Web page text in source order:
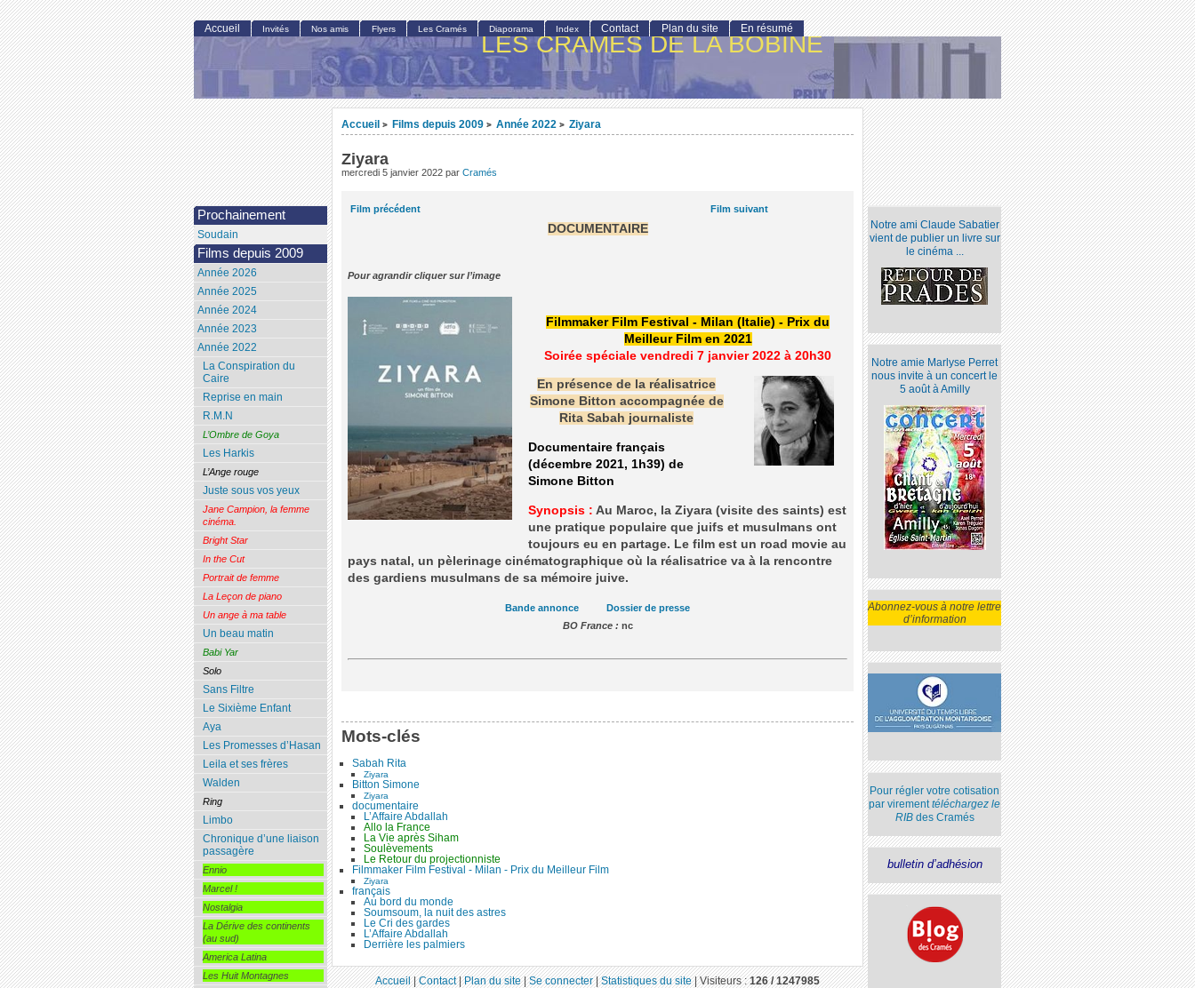
LES CRAMÉS DE LA BOBINE
Accueil > Films depuis 2009 > Année 2022 > Ziyara
Ziyara
mercredi 5 janvier 2022 par Cramés
Film précédent Film suivant
DOCUMENTAIRE
Pour agrandir cliquer sur l’image
Filmmaker Film Festival - Milan (Italie) - Prix du
Meilleur Film en 2021
Soirée spéciale vendredi 7 janvier 2022 à 20h30
En présence de la réalisatrice
Simone Bitton accompagnée de
Rita Sabah journaliste
Documentaire français
(décembre 2021, 1h39) de
Simone Bitton
Synopsis : Au Maroc, la Ziyara (visite des saints) est
une pratique populaire que juifs et musulmans ont
toujours eu en partage. Le film est un road movie au
pays natal, un pèlerinage cinématographique où la réalisatrice va à la rencontre
des gardiens musulmans de sa mémoire juive.
Bande annonce
Dossier de presse
BO France : nc
Mots-clés
Sabah Rita
Ziyara
Bitton Simone
Ziyara
documentaire
L’Affaire Abdallah
Allo la France
La Vie après Siham
Soulèvements
Le Retour du projectionniste
Filmmaker Film Festival - Milan - Prix du Meilleur Film
Ziyara
français
Au bord du monde
Soumsoum, la nuit des astres
Le Cri des gardes
L’Affaire Abdallah
Derrière les palmiers
Notre ami Claude Sabatier
vient de publier un livre sur
le cinéma ...
Notre amie Marlyse Perret
nous invite à un concert le
5 août à Amilly
Abonnez-vous à notre lettre
d’information
Pour régler votre cotisation
par virementtéléchargez le
RIBdes Cramés
bulletin d’adhésion
Accueil Invités Nos amis Flyers Les Cramés Diaporama Index Contact Plan du site En résumé
Prochainement
Soudain
Films depuis 2009
Année 2026
Année 2025
Année 2024
Année 2023
Année 2022
La Conspiration du
Caire
Reprise en main
R.M.N
L’Ombre de Goya
Les Harkis
L’Ange rouge
Juste sous vos yeux
Jane Campion, la femme
cinéma.
Bright Star
In the Cut
Portrait de femme
La Leçon de piano
Un ange à ma table
Un beau matin
Babi Yar
Solo
Sans Filtre
Le Sixième Enfant
Aya
Les Promesses d’Hasan
Leila et ses frères
Walden
Ring
Limbo
Chronique d’une liaison
passagère
Ennio
Marcel !
Nostalgia
La Dérive des continents
(au sud)
America Latina
Les Huit Montagnes
Accueil|Contact|Plan du site|Se connecter|Statistiques du site|Visiteurs :126 / 1247985